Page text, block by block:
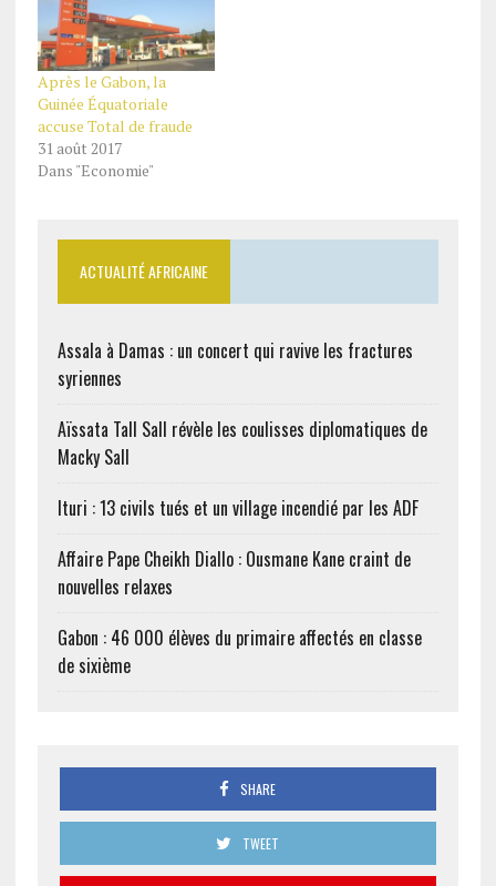
Après le Gabon, la
Guinée Équatoriale
accuse Total de fraude
31 août 2017
Dans "Economie"
ACTUALITÉ AFRICAINE
Assala à Damas : un concert qui ravive les fractures
syriennes
Aïssata Tall Sall révèle les coulisses diplomatiques de
Macky Sall
Ituri : 13 civils tués et un village incendié par les ADF
Affaire Pape Cheikh Diallo : Ousmane Kane craint de
nouvelles relaxes
Gabon : 46 000 élèves du primaire affectés en classe
de sixième
SHARE
TWEET